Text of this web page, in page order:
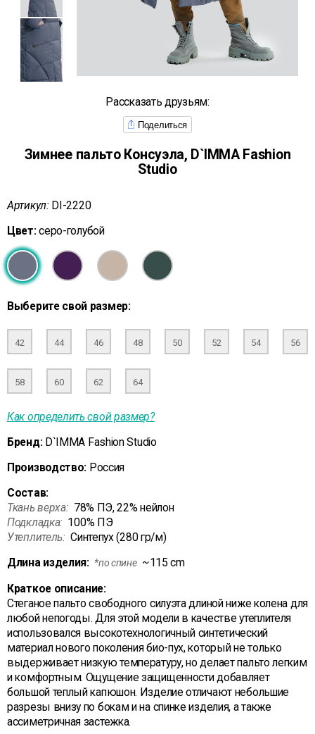
Рассказать друзьям:
Поделиться
Зимнее пальто Консуэла, D`IMMA Fashion
Studio
Артикул: DI-2220
Цвет: серо-голубой
Выберите свой размер:
42 44 46 48 50 52 54 56
58 60 62 64
Как определить свой размер?
Бренд: D`IMMA Fashion Studio
Производство: Россия
Состав:
Ткань верха: 78% ПЭ, 22% нейлон
Подкладка: 100% ПЭ
Утеплитель: Синтепух (280 гр/м)
Длина изделия: *по спине ~115 cm
Краткое описание:
Стеганое пальто свободного силуэта длиной ниже колена для
любой непогоды. Для этой модели в качестве утеплителя
использовался высокотехнологичный синтетический
материал нового поколения био-пух, который не только
выдерживает низкую температуру, но делает пальто легким
и комфортным. Ощущение защищенности добавляет
большой теплый капюшон. Изделие отличают небольшие
разрезы внизу по бокам и на спинке изделия, а также
ассиметричная застежка.